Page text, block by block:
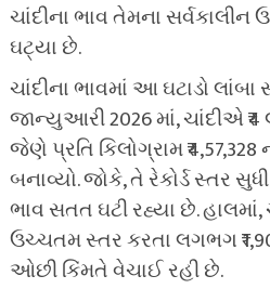
ચાંદીના ભાવ તેમના સર્વકાલીન
ઘટ્યા છે.
ચાંદીના ભાવમાં આ ઘટાડો
જાન્યુઆરી 2026 માં, ચાંદીએ ₹4
જેણે પ્રતિ કિલોગ્રામ ₹4,57,328
બનાવ્યો. જોકે, તે રેકોર્ડ સ્તર
ભાવ સતત ઘટી રહ્યા છે. હાલમાં,
ઉચ્ચતમ સ્તર કરતા લગભગ
ઓછી કિંમતે વેચાઈ રહી છે.